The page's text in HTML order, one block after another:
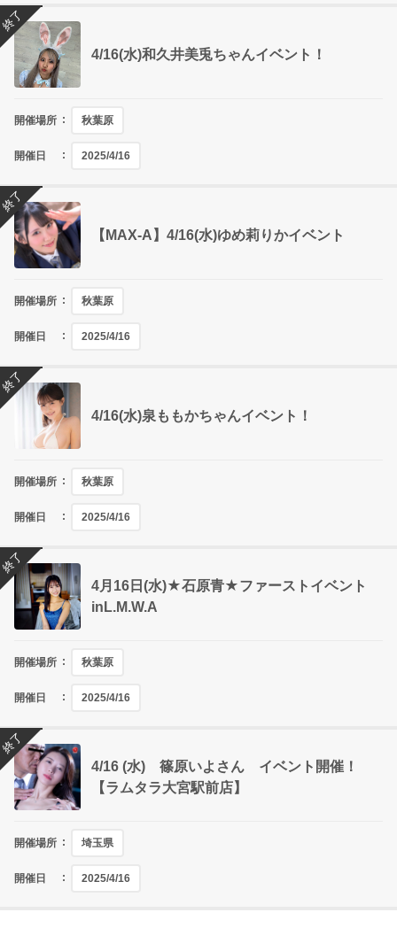
4/16(水)和久井美兎ちゃんイベント！
開催場所 秋葉原
開催日 2025/4/16
終了
【MAX-A】4/16(水)ゆめ莉りかイベント
開催場所 秋葉原
開催日 2025/4/16
終了
4/16(水)泉ももかちゃんイベント！
開催場所 秋葉原
開催日 2025/4/16
終了
4月16日(水)★石原青★ファーストイベント
inL.M.W.A
開催場所 秋葉原
開催日 2025/4/16
終了
4/16 (水) 篠原いよさん イベント開催！
【ラムタラ大宮駅前店】
開催場所 埼玉県
開催日 2025/4/16
終了